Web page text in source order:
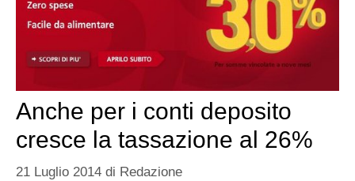
Anche per i conti deposito
cresce la tassazione al 26%
21 Luglio 2014 di Redazione